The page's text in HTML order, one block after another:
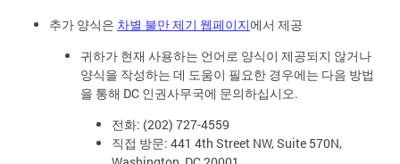
추가 양식은 차별 불만 제기 웹페이지에서 제공
귀하가 현재 사용하는 언어로 양식이 제공되지 않거나
양식을 작성하는 데 도움이 필요한 경우에는 다음 방법
을 통해 DC 인권사무국에 문의하십시오.
전화: (202) 727-4559
직접 방문: 441 4th Street NW, Suite 570N,